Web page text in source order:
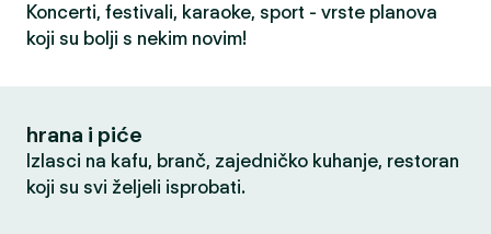
Koncerti, festivali, karaoke, sport - vrste planova
koji su bolji s nekim novim!
hrana i piće
Izlasci na kafu, branč, zajedničko kuhanje, restoran
koji su svi željeli isprobati.